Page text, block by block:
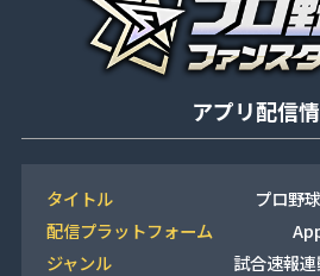
アプリ配信
タイトル
プロ野
配信プラットフォーム
ジャンル
試合速報